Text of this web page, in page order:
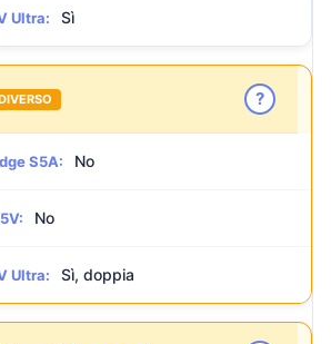
Ultra: Sì
?
S5A: No
No
Ultra: Sì, doppia